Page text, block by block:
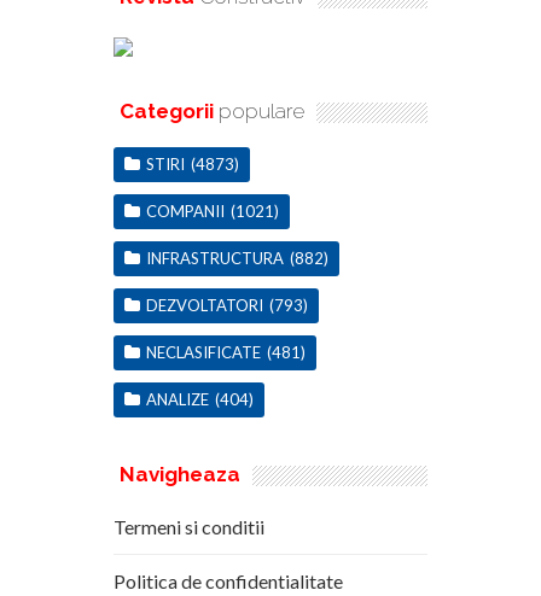
Categorii populare
STIRI (4873)
COMPANII (1021)
INFRASTRUCTURA (882)
DEZVOLTATORI (793)
NECLASIFICATE (481)
ANALIZE (404)
Navigheaza
Termeni si conditii
Politica de confidentialitate